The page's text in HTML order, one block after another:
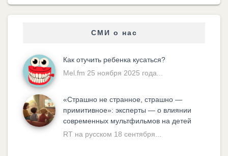
СМИ о нас
Как отучить ребенка кусаться?
Mel.fm 25 ноября 2025 года...
«Cтрашно не странное, страшно —
примитивное»: эксперты — о влиянии
современных мультфильмов на детей
RT на русском 18 сентября...